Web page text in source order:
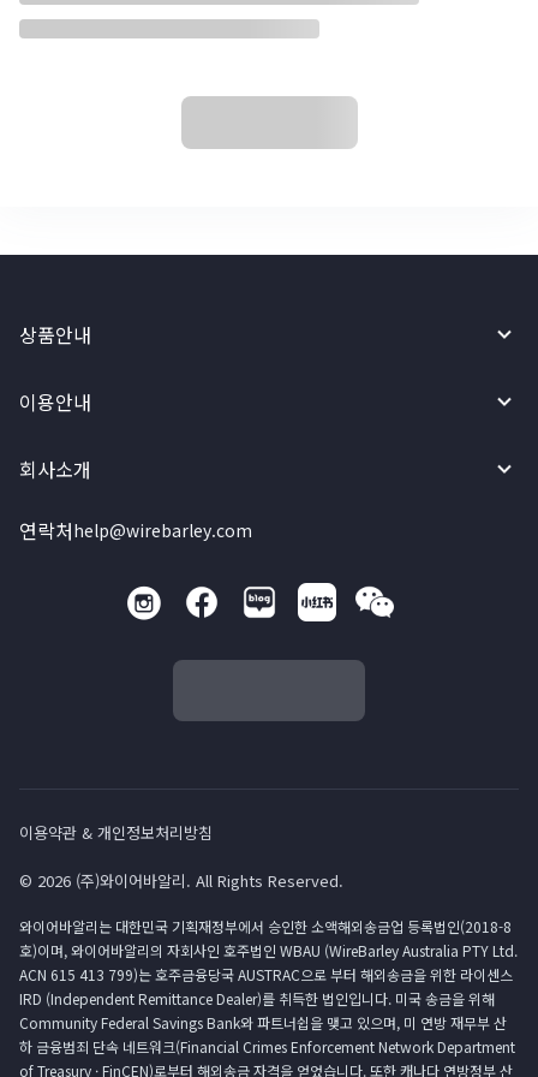
상품안내
이용안내
회사소개
연락처help@wirebarley.com
이용약관 & 개인정보처리방침
© 2026 (주)와이어바알리. All Rights Reserved.
와이어바알리는 대한민국 기획재정부에서 승인한 소액해외송금업 등록법인(2018-8
호)이며, 와이어바알리의 자회사인 호주법인 WBAU (WireBarley Australia PTY Ltd.
ACN 615 413 799)는 호주금융당국 AUSTRAC으로 부터 해외송금을 위한 라이센스
IRD (Independent Remittance Dealer)를 취득한 법인입니다. 미국 송금을 위해
Community Federal Savings Bank와 파트너쉽을 맺고 있으며, 미 연방 재무부 산
하 금융범죄 단속 네트워크(Financial Crimes Enforcement Network Department
of Treasury · FinCEN)로부터 해외송금 자격을 얻었습니다. 또한 캐나다 연방정부 산